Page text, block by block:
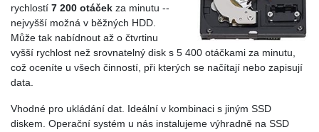
rychlostí 7 200 otáček za minutu --
nejvyšší možná v běžných HDD.
Může tak nabídnout až o čtvrtinu
vyšší rychlost než srovnatelný disk s 5 400 otáčkami za minutu,
což oceníte u všech činností, při kterých se načítají nebo zapisují
data.
Vhodné pro ukládání dat. Ideální v kombinaci s jiným SSD
diskem. Operační systém u nás instalujeme výhradně na SSD